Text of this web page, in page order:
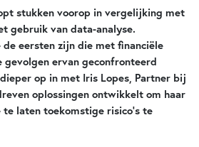
stukken voorop in vergelijking met
gebruik van data-analyse.
eersten zijn die met financiële
gevolgen ervan geconfronteerd
op in met Iris Lopes, Partner bij
oplossingen ontwikkelt om haar
laten toekomstige risico’s te